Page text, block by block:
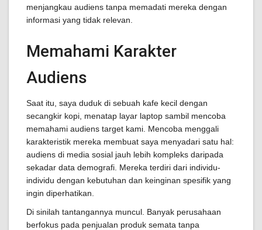
menjangkau audiens tanpa memadati mereka dengan
informasi yang tidak relevan.
Memahami Karakter
Audiens
Saat itu, saya duduk di sebuah kafe kecil dengan
secangkir kopi, menatap layar laptop sambil mencoba
memahami audiens target kami. Mencoba menggali
karakteristik mereka membuat saya menyadari satu hal:
audiens di media sosial jauh lebih kompleks daripada
sekadar data demografi. Mereka terdiri dari individu-
individu dengan kebutuhan dan keinginan spesifik yang
ingin diperhatikan.
Di sinilah tantangannya muncul. Banyak perusahaan
berfokus pada penjualan produk semata tanpa